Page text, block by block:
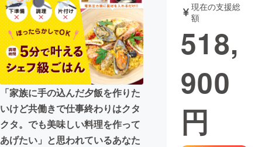
テクノロジー・ガジェット
映像・映画 書籍・雑誌
ビジネス・起業 チャレンジ
まちづくり・地域活性化
「家族に手の込んだ夕飯を作りた
いけど共働きで仕事終わりはクタ
クタ。でも美味しい料理を作って
あげたい」と思われているあなた
現在の支援総
額
518,
900
円